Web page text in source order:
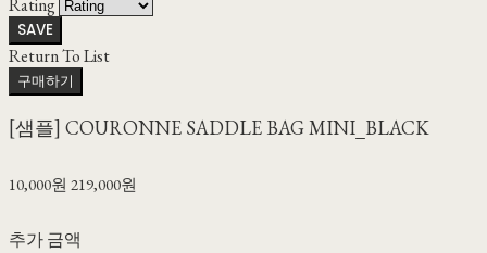
Rating
SAVE
Return To List
구매하기
[샘플] COURONNE SADDLE BAG MINI_BLACK
10,000원 219,000원
추가 금액